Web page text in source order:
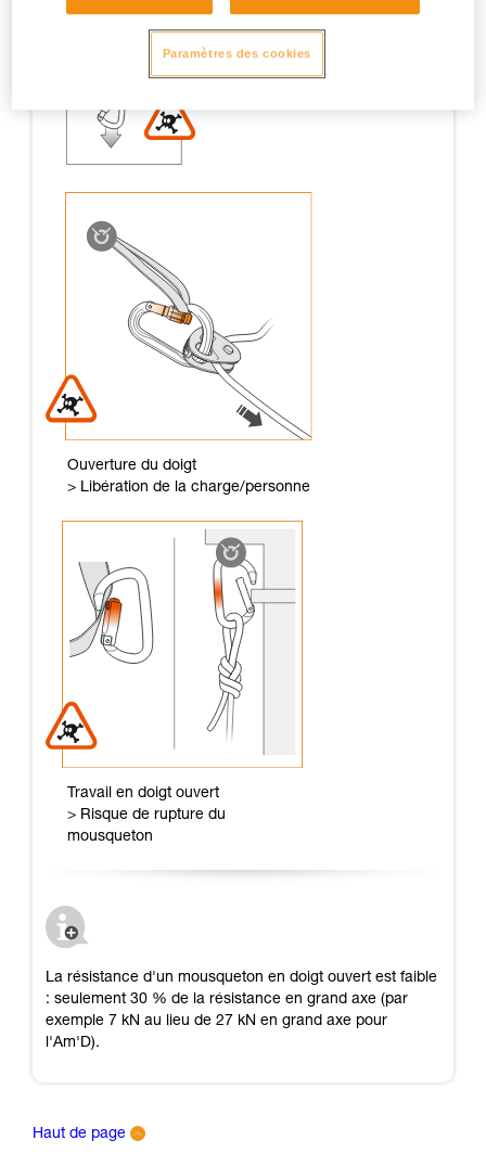
Ouverture du doigt
> Libération de la charge/personne
Travail en doigt ouvert
> Risque de rupture du
mousqueton
La résistance d'un mousqueton en doigt ouvert est faible
: seulement 30 % de la résistance en grand axe (par
exemple 7 kN au lieu de 27 kN en grand axe pour
l'Am'D).
Haut de page
Paramètres des cookies